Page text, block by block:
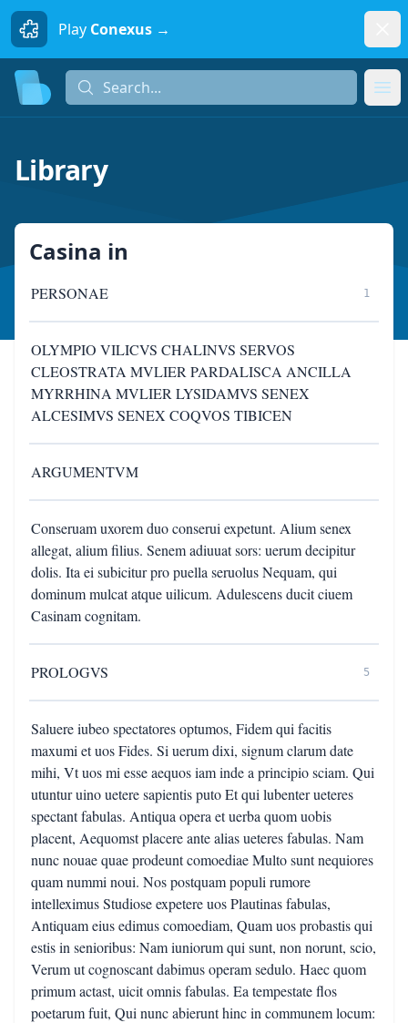
Play Conexus →
Search...
Library
Casina in
PERSONAE 1
OLYMPIO VILICVS CHALINVS SERVOS
CLEOSTRATA MVLIER PARDALISCA ANCILLA
MYRRHINA MVLIER LYSIDAMVS SENEX
ALCESIMVS SENEX COQVOS TIBICEN
ARGUMENTVM
Conseruam uxorem duo conserui expetunt. Alium senex
allegat, alium filius. Senem adiuuat sors: uerum decipitur
dolis. Ita ei subicitur pro puella seruolus Nequam, qui
dominum mulcat atque uilicum. Adulescens ducit ciuem
Casinam cognitam.
PROLOGVS 5
Saluere iubeo spectatores optumos, Fidem qui facitis
maxumi et uos Fides. Si uerum dixi, signum clarum date
mihi, Vt uos mi esse aequos iam inde a principio sciam. Qui
utuntur uino uetere sapientis puto Et qui lubenter ueteres
spectant fabulas. Antiqua opera et uerba quom uobis
placent, Aequomst placere ante alias ueteres fabulas. Nam
nunc nouae quae prodeunt comoediae Multo sunt nequiores
quam nummi noui. Nos postquam populi rumore
intelleximus Studiose expetere uos Plautinas fabulas,
Antiquam eius edimus comoediam, Quam uos probastis qui
estis in senioribus: Nam iuniorum qui sunt, non norunt, scio,
Verum ut cognoscant dabimus operam sedulo. Haec quom
primum actast, uicit omnis fabulas. Ea tempestate flos
poetarum fuit, Qui nunc abierunt hinc in communem locum: